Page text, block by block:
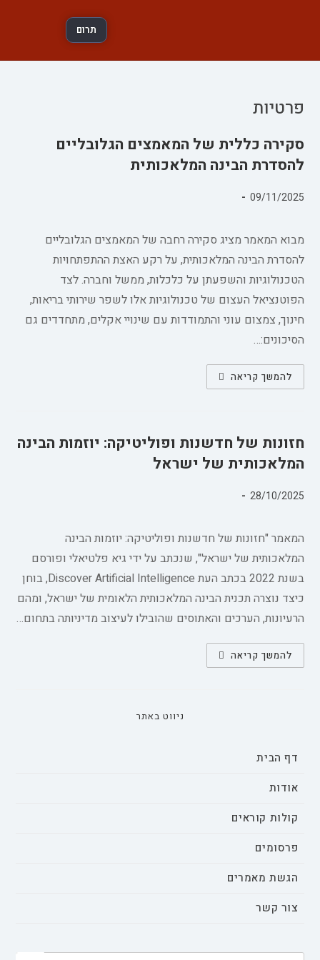
תרום
פרטיות
סקירה כללית של המאמצים הגלובליים
להסדרת הבינה המלאכותית
פורסם:
09/11/2025
מבוא המאמר מציג סקירה רחבה של המאמצים הגלובליים
להסדרת הבינה המלאכותית, על רקע האצת ההתפתחויות
הטכנולוגיות והשפעתן על כלכלות, ממשל וחברה. לצד
הפוטנציאל העצום של טכנולוגיות אלו לשפר שירותי בריאות,
חינוך, צמצום עוני והתמודדות עם שינויי אקלים, מתחדדים גם
הסיכונים:…
להמשך קריאהסקירה
כללית
הבינה
המלאכותית
חזונות של חדשנות ופוליטיקה: יוזמות הבינה
המלאכותית של ישראל
פורסם:
28/10/2025
המאמר "חזונות של חדשנות ופוליטיקה: יוזמות הבינה
המלאכותית של ישראל", שנכתב על ידי גיא פלטיאלי ופורסם
בשנת 2022 בכתב העת Discover Artificial Intelligence, בוחן
כיצד נוצרה תכנית הבינה המלאכותית הלאומית של ישראל, ומהם
הרעיונות, הערכים והאתוסים שהובילו לעיצוב מדיניותה בתחום…
להמשך קריאהחזונות
של
המלאכותיתניווט באתר
דף הבית
אודות
קולות קוראים
פרסומים
הגשת מאמרים
צור קשר